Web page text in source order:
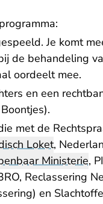
Je komt
de behandeling
oordeelt mee.
en een
met de
Loket,
Ministerie,
Reclassering
en